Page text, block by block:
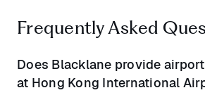
Frequently Asked
Does Blacklane provide
at Hong Kong International